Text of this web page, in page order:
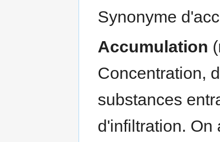
Synonyme
Accumulation
Concentration,
substances
d'infiltration.